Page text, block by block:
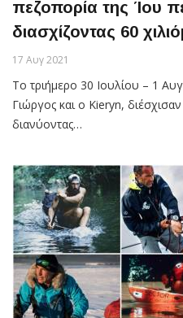
πεζοπορία της Ίου
διασχίζοντας 60
17 Αυγ 2021
Το τριήμερο 30 Ιουλίου – 1
Γιώργος και ο Kieryn, διέσχισαν
διανύοντας…